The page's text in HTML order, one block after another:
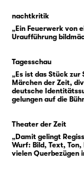
Disney sie
statt von
Mäuse. Dazu
drei Oscar-
Barbie-
international
Noch einige
sich zu, dass
nachtkritik
„Ein Feuerwerk von
Uraufführung
Tagesschau
„Es ist das Stück zur
Märchen der Zeit,
deutsche
gelungen auf die
Theater der Zeit
„Damit gelingt
Wurf: Bild, Text,
vielen Querbezügen